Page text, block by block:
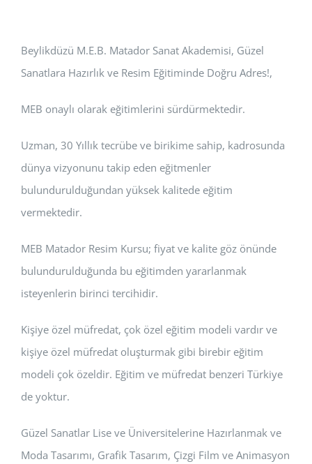
Beylikdüzü M.E.B. Matador Sanat Akademisi, Güzel
Sanatlara Hazırlık ve Resim Eğitiminde Doğru Adres!,
MEB onaylı olarak eğitimlerini sürdürmektedir.
Uzman, 30 Yıllık tecrübe ve birikime sahip, kadrosunda
dünya vizyonunu takip eden eğitmenler
bulundurulduğundan yüksek kalitede eğitim
vermektedir.
MEB Matador Resim Kursu; fiyat ve kalite göz önünde
bulundurulduğunda bu eğitimden yararlanmak
isteyenlerin birinci tercihidir.
Kişiye özel müfredat, çok özel eğitim modeli vardır ve
kişiye özel müfredat oluşturmak gibi birebir eğitim
modeli çok özeldir. Eğitim ve müfredat benzeri Türkiye
de yoktur.
Güzel Sanatlar Lise ve Üniversitelerine Hazırlanmak ve
Moda Tasarımı, Grafik Tasarım, Çizgi Film ve Animasyon